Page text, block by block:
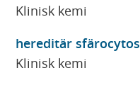
Klinisk kemi
hereditär sfärocytos
Klinisk kemi